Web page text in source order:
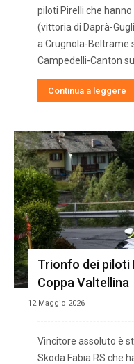
piloti Pirelli che
(vittoria di Daprà-
a Crugnola-Beltrame
Campedelli-Canton su
Continua a leggere
Trionfo dei piloti
Coppa Valtellina
12 Maggio 2026
Vincitore assoluto è
Skoda Fabia RS che